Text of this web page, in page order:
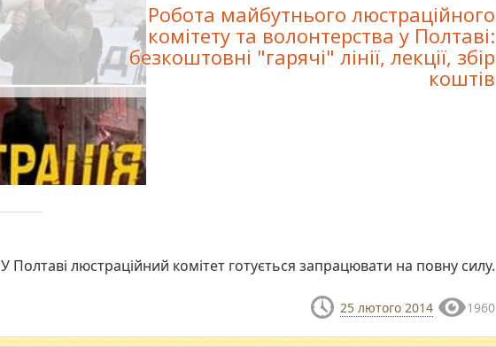
Робота майбутнього люстраційного
комітету та волонтерства у Полтаві:
безкоштовні "гарячі" лінії, лекції, збір
коштів
У Полтаві люстраційний комітет готується запрацювати на повну силу.
25 лютого 2014 1960